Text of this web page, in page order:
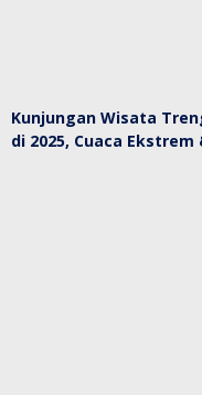
Kunjungan Wisata
di 2025, Cuaca Ekstrem